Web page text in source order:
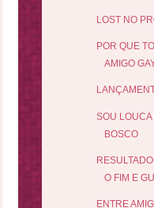
LOST NO
POR QUE
AMIGO
SOU
BOSCO
O FIM E
ENTRE